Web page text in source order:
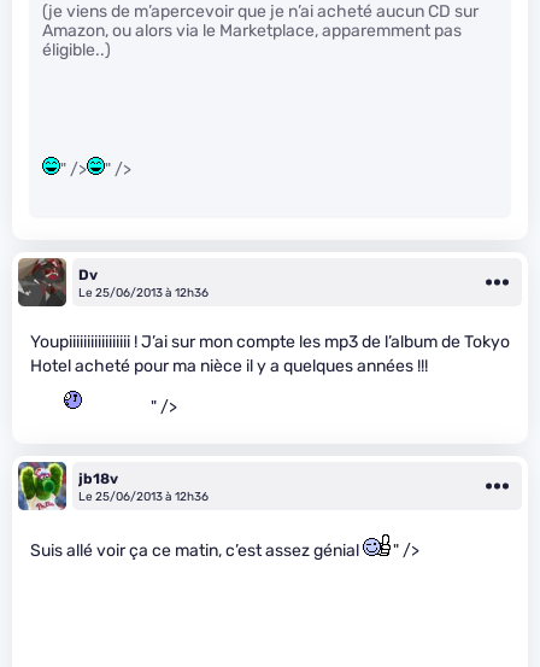
(je viens de m’apercevoir que je n’ai acheté aucun CD sur
Amazon, ou alors via le Marketplace, apparemment pas
éligible..)
" /> " />
Dv
Le 25/06/2013 à 12h36
Youpiiiiiiiiiiiiiiiii ! J’ai sur mon compte les mp3 de l’album de Tokyo
Hotel acheté pour ma nièce il y a quelques années !!!
" />
jb18v
Le 25/06/2013 à 12h36
Suis allé voir ça ce matin, c’est assez génial " />